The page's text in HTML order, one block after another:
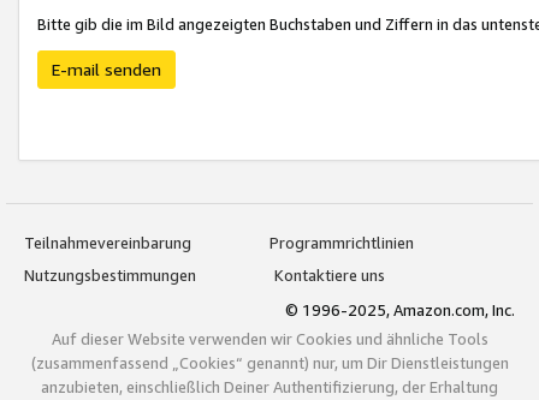
Bitte gib die im Bild angezeigten Buchstaben und Ziffern in das
E-mail senden
Teilnahmevereinbarung
Programmrichtlinien
Nutzungsbestimmungen
Kontaktiere uns
© 1996-2025, Amazon.com, Inc.
Auf dieser Website verwenden wir Cookies und ähnliche Tools
(zusammenfassend „Cookies“ genannt) nur, um Dir Dienstleistungen
anzubieten, einschließlich Deiner Authentifizierung, der Erhaltung